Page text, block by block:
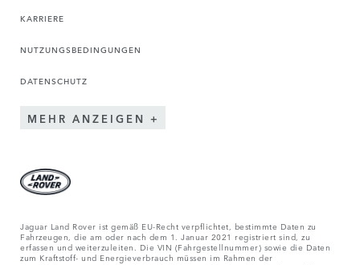
KARRIERE
NUTZUNGSBEDINGUNGEN
DATENSCHUTZ
MEHR ANZEIGEN
Jaguar Land Rover ist gemäß EU-Recht verpflichtet, bestimmte Daten zu
Fahrzeugen, die am oder nach dem 1. Januar 2021 registriert sind, zu
erfassen und weiterzuleiten. Die VIN (Fahrgestellnummer) sowie die Daten
zum Kraftstoff- und Energieverbrauch müssen im Rahmen der